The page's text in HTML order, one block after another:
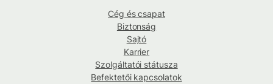
Cég és csapat
Biztonság
Sajtó
Karrier
Szolgáltatói státusza
Befektetői kapcsolatok